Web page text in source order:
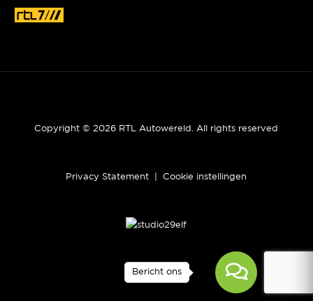
Bericht ons
Copyright © 2026 RTL Autowereld. All rights reserved
Privacy Statement Cookie instellingen